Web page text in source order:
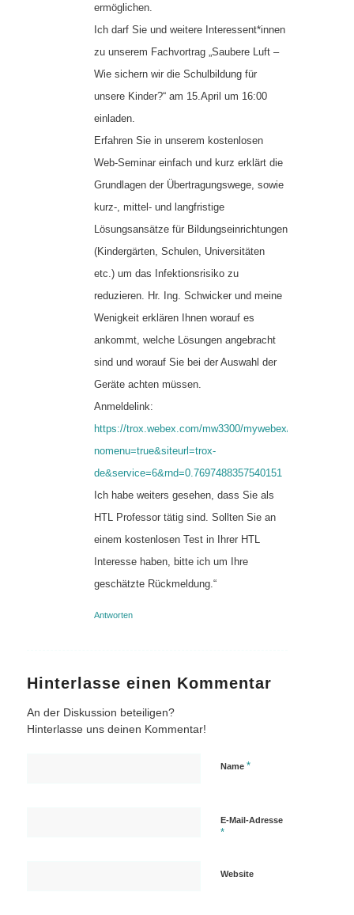
ermöglichen.
Ich darf Sie und weitere Interessent*innen
zu unserem Fachvortrag „Saubere Luft –
Wie sichern wir die Schulbildung für
unsere Kinder?“ am 15.April um 16:00
einladen.
Erfahren Sie in unserem kostenlosen
Web-Seminar einfach und kurz erklärt die
Grundlagen der Übertragungswege, sowie
kurz-, mittel- und langfristige
Lösungsansätze für Bildungseinrichtungen
(Kindergärten, Schulen, Universitäten
etc.) um das Infektionsrisiko zu
reduzieren. Hr. Ing. Schwicker und meine
Wenigkeit erklären Ihnen worauf es
ankommt, welche Lösungen angebracht
sind und worauf Sie bei der Auswahl der
Geräte achten müssen.
Anmeldelink:
https://trox.webex.com/mw3300/mywebex/default.do?
nomenu=true&siteurl=trox-
de&service=6&rnd=0.7697488357540151
Ich habe weiters gesehen, dass Sie als
HTL Professor tätig sind. Sollten Sie an
einem kostenlosen Test in Ihrer HTL
Interesse haben, bitte ich um Ihre
geschätzte Rückmeldung.“
Antworten
Hinterlasse einen Kommentar
An der Diskussion beteiligen?
Hinterlasse uns deinen Kommentar!
Name *
E-Mail-Adresse
*
Website